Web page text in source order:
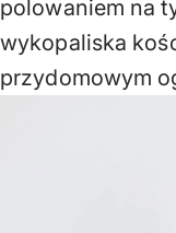
polowaniem na
wykopaliska
przydomowym